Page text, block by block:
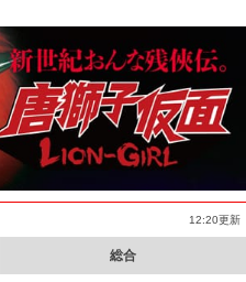
12:20更新
総合